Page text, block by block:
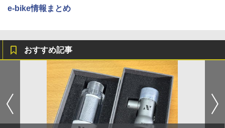
e-bike情報まとめ
おすすめ記事